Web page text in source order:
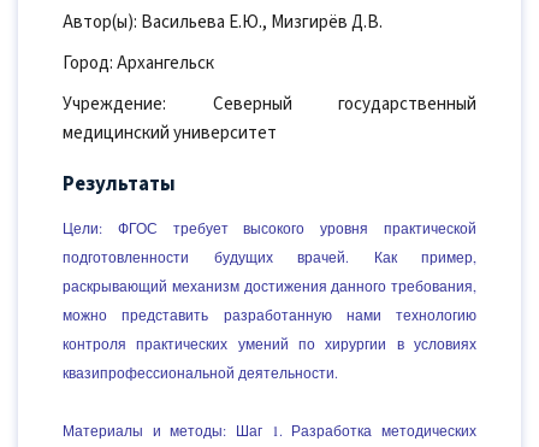
Автор(ы): Васильева Е.Ю., Мизгирёв Д.В.
Город: Архангельск
Учреждение: Северный государственный
медицинский университет
Результаты
Цели: ФГОС требует высокого уровня практической
подготовленности будущих врачей. Как пример,
раскрывающий механизм достижения данного требования,
можно представить разработанную нами технологию
контроля практических умений по хирургии в условиях
квазипрофессиональной деятельности.
Материалы и методы: Шаг 1. Разработка методических